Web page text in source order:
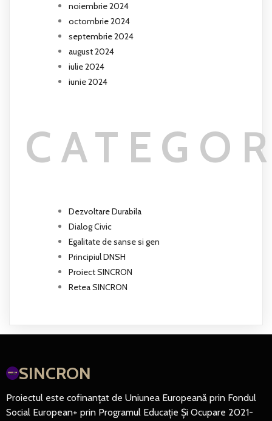
noiembrie 2024
octombrie 2024
septembrie 2024
august 2024
iulie 2024
iunie 2024
Dezvoltare Durabila
Dialog Civic
Egalitate de sanse si gen
Principiul DNSH
Proiect SINCRON
Retea SINCRON
SINCRON
Proiectul este cofinanțat de Uniunea Europeană prin Fondul
Social European+ prin Programul Educație Și Ocupare 2021-